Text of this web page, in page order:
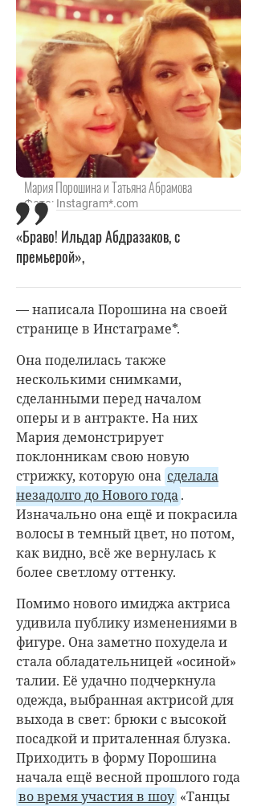
Мария Порошина и Татьяна Абрамова
Фото: Instagram*.com
«Браво! Ильдар Абдразаков, с
премьерой»,
— написала Порошина на своей
странице в Инстаграме*.
Она поделилась также
несколькими снимками,
сделанными перед началом
оперы и в антракте. На них
Мария демонстрирует
поклонникам свою новую
стрижку, которую она сделала
незадолго до Нового года.
Изначально она ещё и покрасила
волосы в темный цвет, но потом,
как видно, всё же вернулась к
более светлому оттенку.
Помимо нового имиджа актриса
удивила публику изменениями в
фигуре. Она заметно похудела и
стала обладательницей «осиной»
талии. Её удачно подчеркнула
одежда, выбранная актрисой для
выхода в свет: брюки с высокой
посадкой и приталенная блузка.
Приходить в форму Порошина
начала ещё весной прошлого года
во время участия в шоу «Танцы